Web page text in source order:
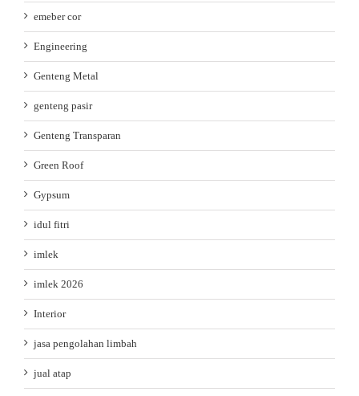
emeber cor
Engineering
Genteng Metal
genteng pasir
Genteng Transparan
Green Roof
Gypsum
idul fitri
imlek
imlek 2026
Interior
jasa pengolahan limbah
jual atap